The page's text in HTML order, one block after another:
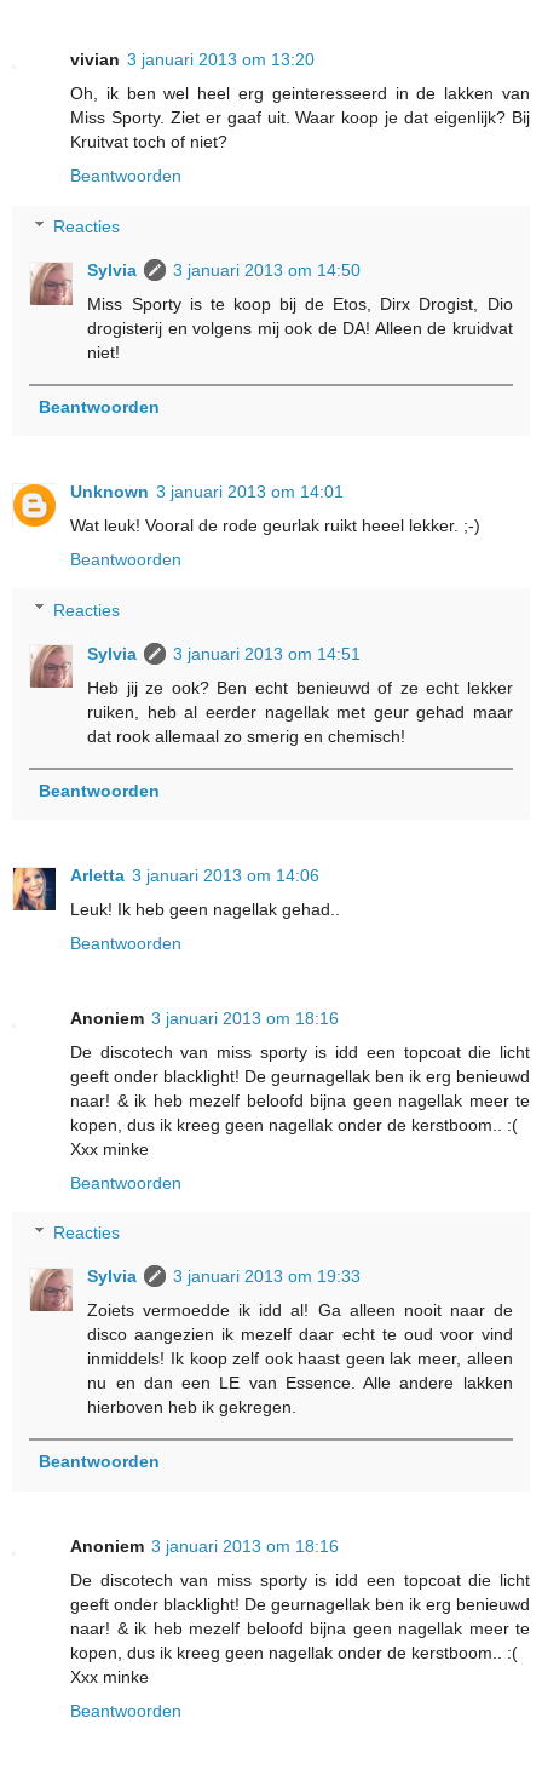
vivian 3 januari 2013 om 13:20
Oh, ik ben wel heel erg geinteresseerd in de lakken van
Miss Sporty. Ziet er gaaf uit. Waar koop je dat eigenlijk? Bij
Kruitvat toch of niet?
Beantwoorden
Reacties
Sylvia
3 januari 2013 om 14:50
Miss Sporty is te koop bij de Etos, Dirx Drogist, Dio
drogisterij en volgens mij ook de DA! Alleen de kruidvat
niet!
Beantwoorden
Unknown 3 januari 2013 om 14:01
Wat leuk! Vooral de rode geurlak ruikt heeel lekker. ;-)
Beantwoorden
Reacties
Sylvia
3 januari 2013 om 14:51
Heb jij ze ook? Ben echt benieuwd of ze echt lekker
ruiken, heb al eerder nagellak met geur gehad maar
dat rook allemaal zo smerig en chemisch!
Beantwoorden
Arletta 3 januari 2013 om 14:06
Leuk! Ik heb geen nagellak gehad..
Beantwoorden
Anoniem 3 januari 2013 om 18:16
De discotech van miss sporty is idd een topcoat die licht
geeft onder blacklight! De geurnagellak ben ik erg benieuwd
naar! & ik heb mezelf beloofd bijna geen nagellak meer te
kopen, dus ik kreeg geen nagellak onder de kerstboom.. :(
Xxx minke
Beantwoorden
Reacties
Sylvia
3 januari 2013 om 19:33
Zoiets vermoedde ik idd al! Ga alleen nooit naar de
disco aangezien ik mezelf daar echt te oud voor vind
inmiddels! Ik koop zelf ook haast geen lak meer, alleen
nu en dan een LE van Essence. Alle andere lakken
hierboven heb ik gekregen.
Beantwoorden
Anoniem 3 januari 2013 om 18:16
De discotech van miss sporty is idd een topcoat die licht
geeft onder blacklight! De geurnagellak ben ik erg benieuwd
naar! & ik heb mezelf beloofd bijna geen nagellak meer te
kopen, dus ik kreeg geen nagellak onder de kerstboom.. :(
Xxx minke
Beantwoorden